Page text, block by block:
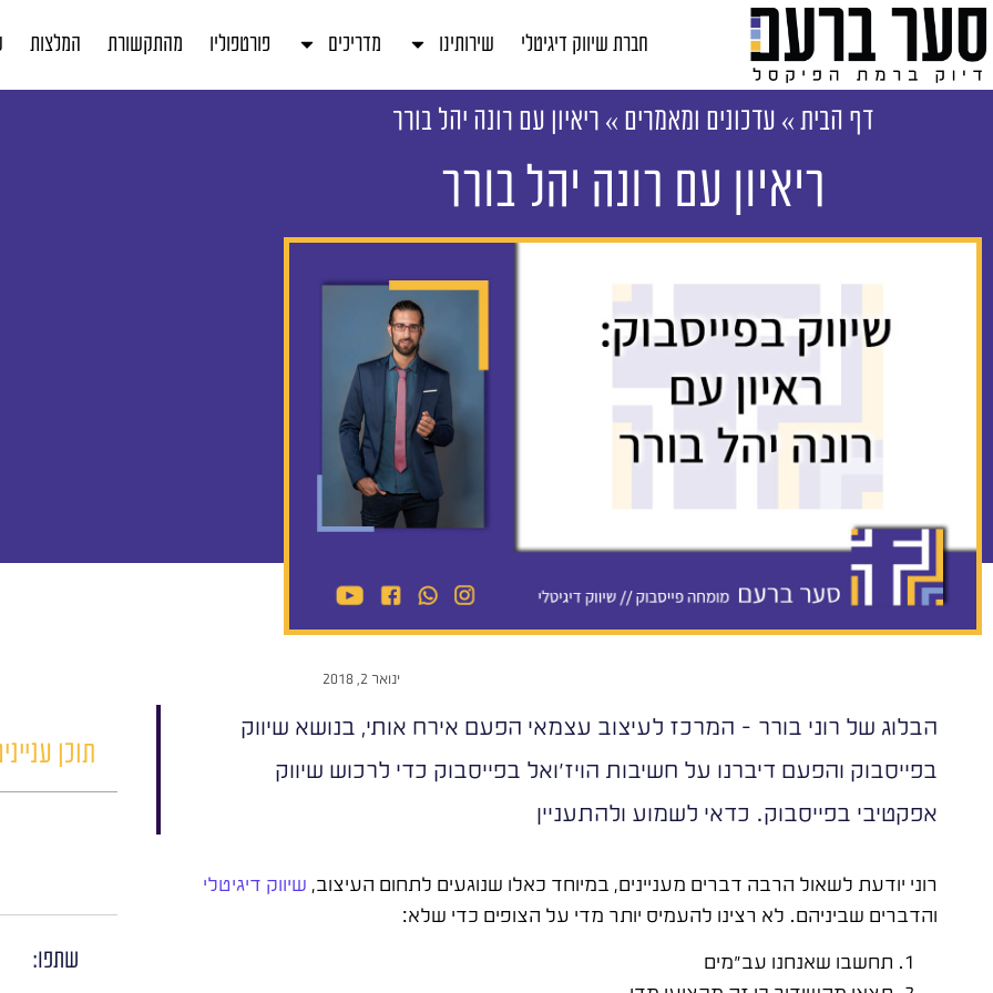
חברת שיווק דיגיטלי שירותינו מדריכים פורטפוליו מהתקשורת המלצות
דף הבית » עדכונים ומאמרים » ריאיון עם רונה יהל בורר
ריאיון עם רונה יהל בורר
ינואר 2, 2018
הבלוג של רוני בורר - המרכז לעיצוב עצמאי הפעם אירח אותי, בנושא שיווק
בפייסבוק והפעם דיברנו על חשיבות הויז'ואל בפייסבוק כדי לרכוש שיווק
אפקטיבי בפייסבוק. כדאי לשמוע ולהתעניין
רוני יודעת לשאול הרבה דברים מעניינים, במיוחד כאלו שנוגעים לתחום העיצוב, שיווק דיגיטלי
והדברים שביניהם. לא רצינו להעמיס יותר מדי על הצופים כדי שלא:
תחשבו שאנחנו עב"מים
תוכן
שתפו: